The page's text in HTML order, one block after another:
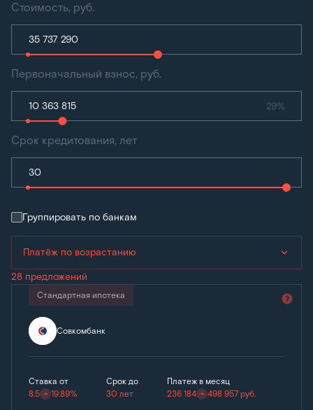
Стоимость, руб.
Первоначальный взнос, руб.
29%
Срок кредитования, лет
Группировать по банкам
Платёж по возрастанию
28 предложений
Стандартная ипотека
Совкомбанк
Ставка от
8.5
19.89%
Срок до
30 лет
Платеж в месяц
236 184
498 957 руб.